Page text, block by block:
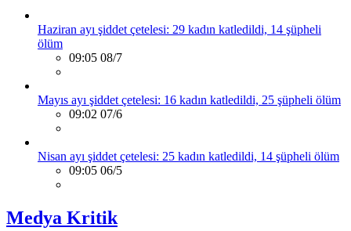
Haziran ayı şiddet çetelesi: 29 kadın katledildi, 14 şüpheli
ölüm
09:05 08/7
Mayıs ayı şiddet çetelesi: 16 kadın katledildi, 25 şüpheli ölüm
09:02 07/6
Nisan ayı şiddet çetelesi: 25 kadın katledildi, 14 şüpheli ölüm
09:05 06/5
Medya Kritik